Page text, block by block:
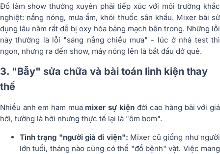
Đồ làm show thường xuyên phải tiếp xúc với môi trường khắc
nghiệt: nắng nóng, mưa ẩm, khói thuốc sân khấu. Mixer bãi sử
dụng lâu năm rất dễ bị oxy hóa bảng mạch bên trong. Những lỗi
này thường là lỗi "sáng nắng chiều mưa" - lúc ở nhà test thì
ngon, nhưng ra đến show, máy nóng lên là bắt đầu dở quẻ.
3. "Bẫy" sửa chữa và bài toán linh kiện thay
thế
Nhiều anh em ham mua mixer sự kiệnđời cao hàng bãi với giá
hời, tưởng là hời nhưng thực tế lại là "ôm bom".
Tình trạng "người già đi viện": Mixer cũ giống như người
lớn tuổi, tháng nào cũng có thể "đổ bệnh" vặt. Việc mang